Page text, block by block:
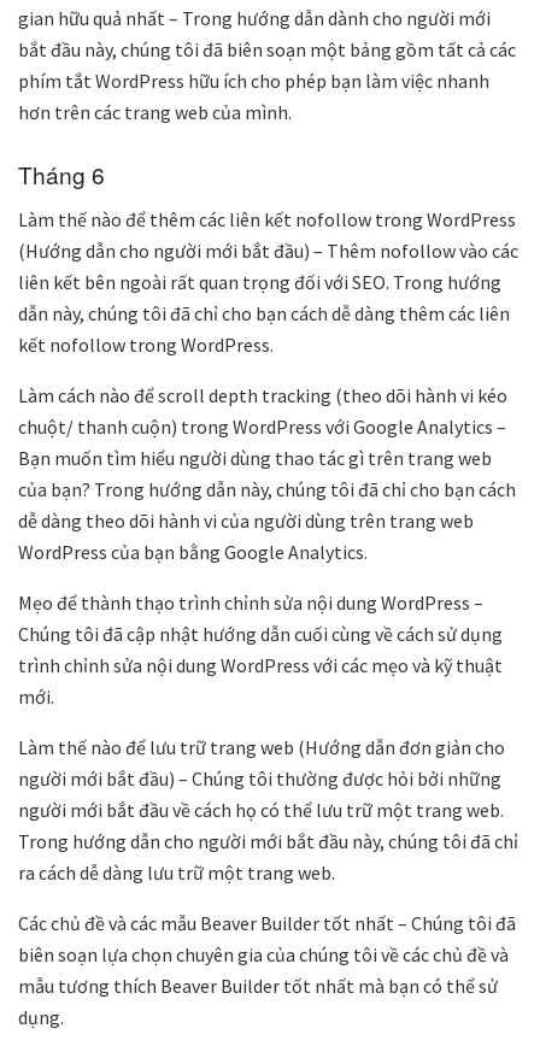
gian hữu quả nhất – Trong hướng dẫn dành cho người mới
bắt đầu này, chúng tôi đã biên soạn một bảng gồm tất cả các
phím tắt WordPress hữu ích cho phép bạn làm việc nhanh
hơn trên các trang web của mình.
Tháng 6
Làm thế nào để thêm các liên kết nofollow trong WordPress
(Hướng dẫn cho người mới bắt đầu) – Thêm nofollow vào các
liên kết bên ngoài rất quan trọng đối với SEO. Trong hướng
dẫn này, chúng tôi đã chỉ cho bạn cách dễ dàng thêm các liên
kết nofollow trong WordPress.
Làm cách nào để scroll depth tracking (theo dõi hành vi kéo
chuột/ thanh cuộn) trong WordPress với Google Analytics –
Bạn muốn tìm hiểu người dùng thao tác gì trên trang web
của bạn? Trong hướng dẫn này, chúng tôi đã chỉ cho bạn cách
dễ dàng theo dõi hành vi của người dùng trên trang web
WordPress của bạn bằng Google Analytics.
Mẹo để thành thạo trình chỉnh sửa nội dung WordPress –
Chúng tôi đã cập nhật hướng dẫn cuối cùng về cách sử dụng
trình chỉnh sửa nội dung WordPress với các mẹo và kỹ thuật
mới.
Làm thế nào để lưu trữ trang web (Hướng dẫn đơn giản cho
người mới bắt đầu) – Chúng tôi thường được hỏi bởi những
người mới bắt đầu về cách họ có thể lưu trữ một trang web.
Trong hướng dẫn cho người mới bắt đầu này, chúng tôi đã chỉ
ra cách dễ dàng lưu trữ một trang web.
Các chủ đề và các mẫu Beaver Builder tốt nhất – Chúng tôi đã
biên soạn lựa chọn chuyên gia của chúng tôi về các chủ đề và
mẫu tương thích Beaver Builder tốt nhất mà bạn có thể sử
dụng.